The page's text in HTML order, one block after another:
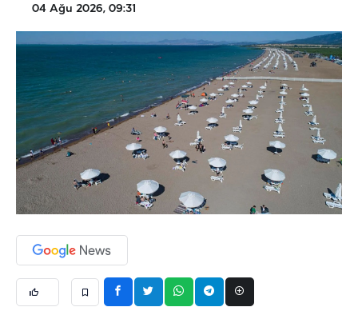
04 Ağu 2026, 09:31